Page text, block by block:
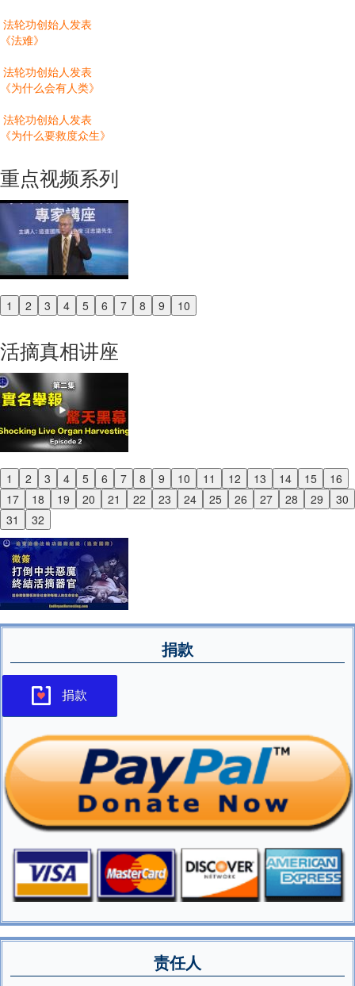
法轮功创始人发表
《法难》
法轮功创始人发表
《为什么会有人类》
法轮功创始人发表
《为什么要救度众生》
重点视频系列
1 2 3 4 5 6 7 8 9 10
Previous
活摘真相讲座
1 2 3 4 5 6 7 8 9 10 11 12 13 14 15
16
17
18 19 20 21 22 23 24 25 26 27 28 29
30
31
32
Previous
Next
捐款
捐款
责任人